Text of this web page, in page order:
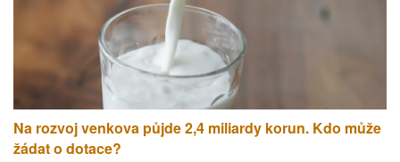
Na rozvoj venkova půjde 2,4 miliardy korun. Kdo může
žádat o dotace?